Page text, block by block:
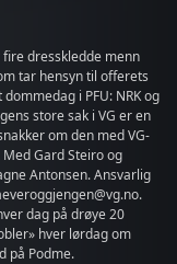
dresskledde menn
tar hensyn til offerets
i PFU: NRK og
store sak i VG er en
om den med VG-
Gard Steiro og
Antonsen. Ansvarlig
dag på drøye 20
hver lørdag om
på Podme.